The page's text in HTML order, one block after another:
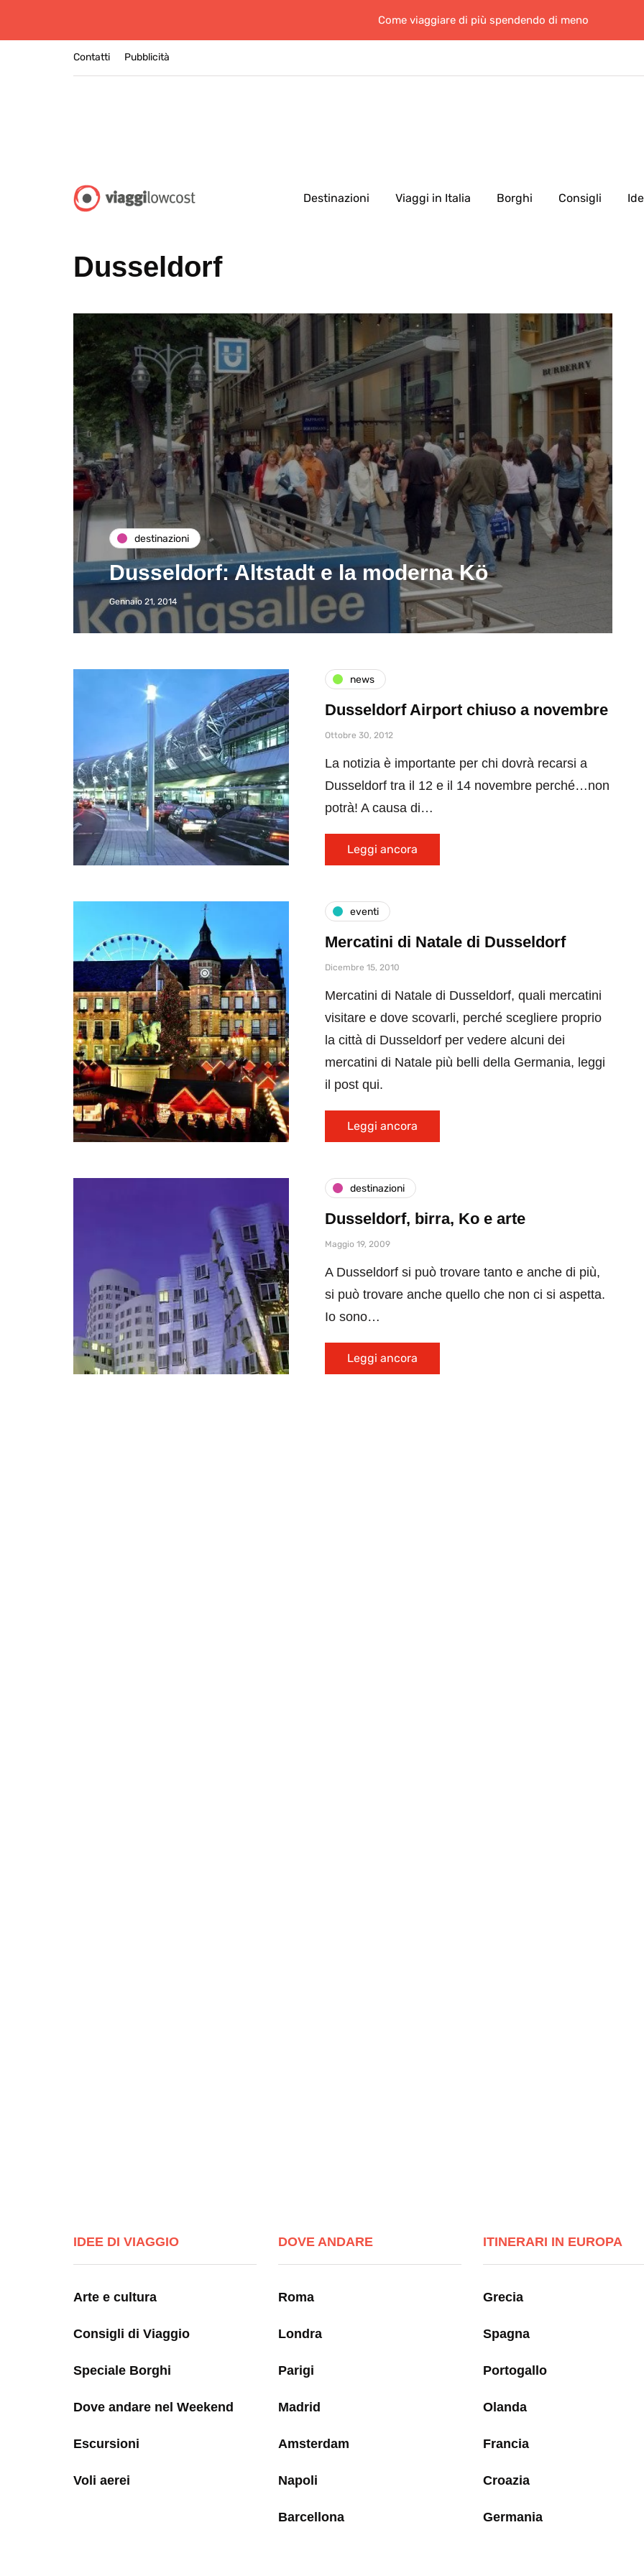
Come viaggiare di più spendendo di meno
Contatti Pubblicità
Destinazioni Viaggi in Italia Borghi Consigli
Dusseldorf
destinazioni
Dusseldorf: Altstadt e la moderna Kö
Gennaio 21, 2014
news
Dusseldorf Airport chiuso a novembre
Ottobre 30, 2012
La notizia è importante per chi dovrà recarsi a
Dusseldorf tra il 12 e il 14 novembre perché…non
potrà! A causa di…
Leggi ancora
eventi
Mercatini di Natale di Dusseldorf
Dicembre 15, 2010
Mercatini di Natale di Dusseldorf, quali mercatini
visitare e dove scovarli, perché scegliere proprio
la città di Dusseldorf per vedere alcuni dei
mercatini di Natale più belli della Germania, leggi
il post qui.
Leggi ancora
destinazioni
Dusseldorf, birra, Ko e arte
Maggio 19, 2009
A Dusseldorf si può trovare tanto e anche di più,
si può trovare anche quello che non ci si aspetta.
Io sono…
Leggi ancora
IDEE DI VIAGGIO
Arte e cultura
Consigli di Viaggio
Speciale Borghi
Dove andare nel Weekend
Escursioni
Voli aerei
DOVE ANDARE
Roma
Londra
Parigi
Madrid
Amsterdam
Napoli
Barcellona
ITINERARI IN EUROPA
Grecia
Spagna
Portogallo
Olanda
Francia
Croazia
Germania